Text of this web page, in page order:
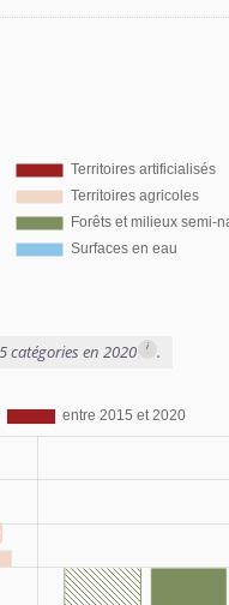
catégories en 2020 i .